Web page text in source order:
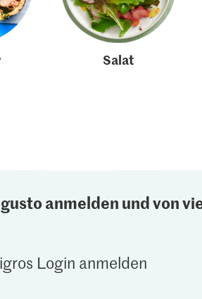
Salat
anmelden und von
Login anmelden